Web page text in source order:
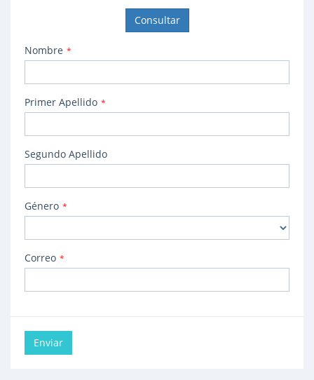
Consultar
Nombre *
Primer Apellido *
Segundo Apellido
Género *
Correo *